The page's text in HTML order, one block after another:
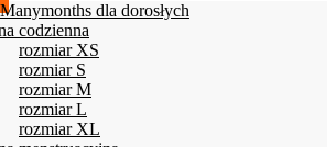
dla dorosłych
codzienna
rozmiar XS
rozmiar S
rozmiar M
rozmiar L
rozmiar XL